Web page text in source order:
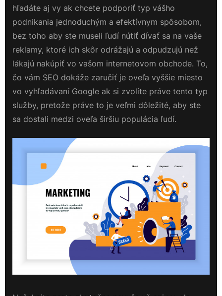
hľadáte aj vy ak chcete podporiť typ vášho
podnikania jednoduchým a efektívnym spôsobom,
bez toho aby ste museli ľudí nútiť dívať sa na vaše
reklamy, ktoré ich skôr odrážajú a odpudzujú než
lákajú nakúpiť vo vašom internetovom obchode. To,
čo vám SEO dokáže zaručiť je oveľa vyššie miesto
vo vyhľadávaní Google ak si zvolíte práve tento typ
služby, pretože práve to je veľmi dôležité, aby ste
sa dostali medzi oveľa širšiu populácia ľudí.